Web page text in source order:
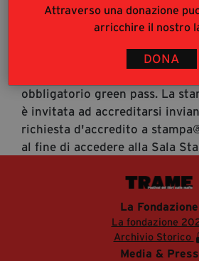
Attraverso una donazione
arricchire il nostro
DONA
Accrediti Stampa
Accrediti Stampa. L'accesso al
pubblico (https://
obbligatorio green pass. La
è invitata ad accreditarsi
richiesta d'accredito a
al fine di accedere alla Sala
La Fondazione
La fondazione
Archivio Storico
Media & Press